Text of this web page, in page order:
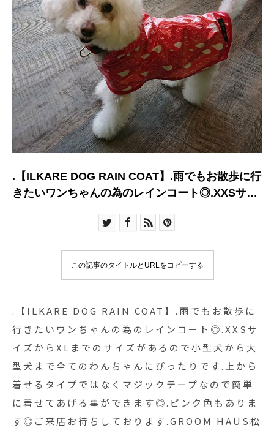
.【ILKARE DOG RAIN COAT】.雨でもお散歩に行
きたいワンちゃんの為のレインコート◎.XXSサイ
犬まで全てのわんちゃんにぴったりです.上から着
着せてあげる事ができます◎.ピンク色もあります
18:00@haus_matsue #松江トリミングサロン #松
江トリミング #松江スパシャンプー#松江ペットサ
ロン #松江ペット #松江#山陰#島根#hausmathue
この記事のタイトルとURLをコピーする
.【ILKARE DOG RAIN COAT】.雨でもお散歩に
行きたいワンちゃんの為のレインコート◎.XXSサ
イズからXLまでのサイズがあるので小型犬から大
型犬まで全てのわんちゃんにぴったりです.上から
着せるタイプではなくマジックテープなので簡単
に着せてあげる事ができます◎.ピンク色もありま
す◎ご来店お待ちしております.GROOM HAUS松